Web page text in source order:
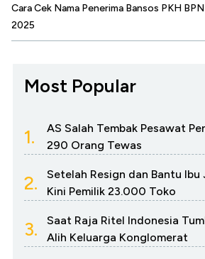
Cara Cek Nama Penerima Bansos PKH
2025
Most Popular
1.
AS Salah Tembak Pesawat
290 Orang Tewas
2.
Setelah Resign dan Bantu Ibu
Kini Pemilik 23.000 Toko
3.
Saat Raja Ritel Indonesia
Alih Keluarga Konglomerat